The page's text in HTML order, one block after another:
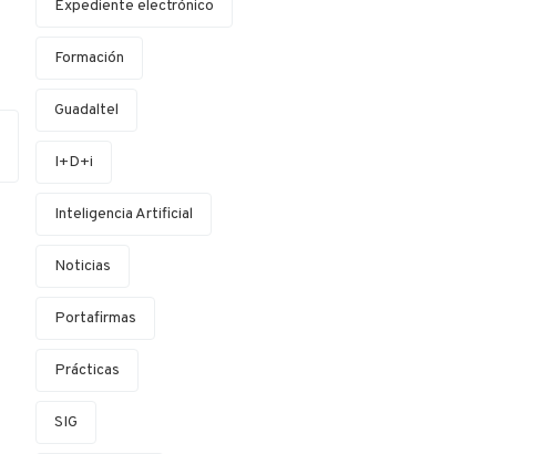
Expediente electrónico
Formación
Guadaltel
I+D+i
Inteligencia Artificial
Noticias
Portafirmas
Prácticas
SIG